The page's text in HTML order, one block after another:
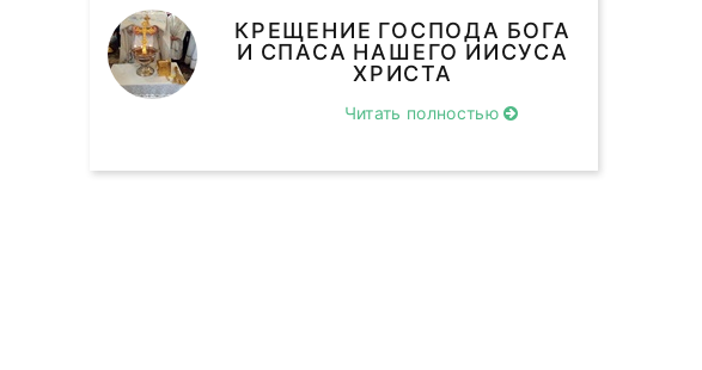
КРЕЩЕНИЕ ГОСПОДА БОГА
И СПАСА НАШЕГО ИИСУСА
ХРИСТА
Читать полностью